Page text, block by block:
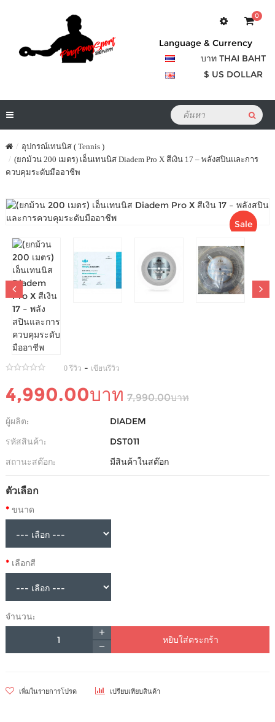
0
Language & Currency
บาท THAI BAHT
$ US DOLLAR
อุปกรณ์เทนนิส ( Tennis )
(ยกม้วน 200 เมตร) เอ็นเทนนิส Diadem Pro X สีเงิน 17 – พลังสปินและการ
ควบคุมระดับมืออาชีพ
Sale
(ยกม้วน 200 เมตร) เอ็นเทนนิส DIADEM PRO X สีเงิน
17 – พลังสปินและการควบคุมระดับมืออาชีพ
0 รีวิว - เขียนรีวิว
4,990.00บาท 7,990.00บาท
ผู้ผลิต:
DIADEM
รหัสสินค้า:
DST011
สถานะสต๊อก:
มีสินค้าในสต๊อก
ตัวเลือก
ขนาด
เลือกสี
จำนวน:
หยิบใส่ตระกร้า
เพิ่มในรายการโปรด เปรียบเทียบสินค้า